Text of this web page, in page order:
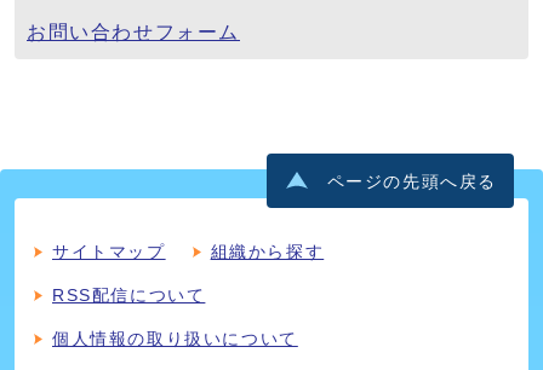
お問い合わせフォーム
ページの先頭へ戻る
サイトマップ 組織から探す
RSS配信について
個人情報の取り扱いについて